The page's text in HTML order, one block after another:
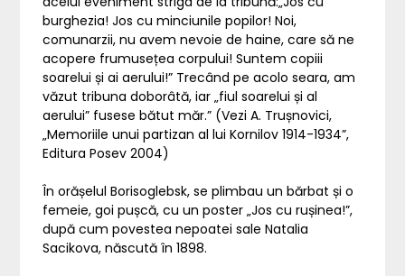
burghezia! Jos cu minciunile popilor! Noi,
comunarzii, nu avem nevoie de haine, care să ne
acopere frumusețea corpului! Suntem copiii
soarelui și ai aerului!” Trecând pe acolo seara, am
văzut tribuna doborâtă, iar „fiul soarelui și al
aerului” fusese bătut măr.” (Vezi A. Trușnovici,
„Memoriile unui partizan al lui Kornilov 1914-1934”,
Editura Posev 2004)
În orășelul Borisoglebsk, se plimbau un bărbat și o
femeie, goi pușcă, cu un poster „Jos cu rușinea!”,
după cum povestea nepoatei sale Natalia
Sacikova, născută în 1898.